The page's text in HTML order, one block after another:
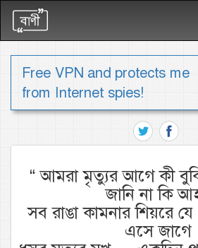
Free VPN and protects me
from Internet spies!
“আমরা মৃত্যুর আগে কী
জানি না কি
সব রাঙা কামনার শিয়রে
এসে জাগে